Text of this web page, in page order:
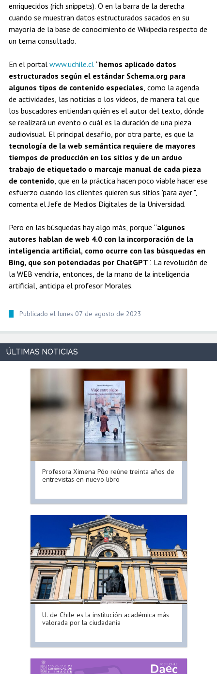
enriquecidos (rich snippets). O en la barra de la derecha
cuando se muestran datos estructurados sacados en su
mayoría de la base de conocimiento de Wikipedia respecto de
un tema consultado.
En el portal www.uchile.cl“hemos aplicado datos
estructurados según el estándar Schema.org para
algunos tipos de contenido especiales , como la agenda
de actividades, las noticias o los videos, de manera tal que
los buscadores entiendan quién es el autor del texto, dónde
se realizará un evento o cuál es la duración de una pieza
audiovisual. El principal desafío, por otra parte, es que la
tecnología de la web semántica requiere de mayores
tiempos de producción en los sitios y de un arduo
trabajo de etiquetado o marcaje manual de cada pieza
de contenido , que en la práctica hacen poco viable hacer ese
esfuerzo cuando los clientes quieren sus sitios 'para ayer'",
comenta el Jefe de Medios Digitales de la Universidad.
Pero en las búsquedas hay algo más, porque “algunos
autores hablan de web 4.0 con la incorporación de la
inteligencia artificial, como ocurre con las búsquedas en
Bing, que son potenciadas por ChatGPT”. La revolución de
la WEB vendría, entonces, de la mano de la inteligencia
artificial, anticipa el profesor Morales.
Publicado el lunes 07 de agosto de 2023
Profesora Ximena Póo reúne treinta años de
entrevistas en nuevo libro
U. de Chile es la institución académica más
valorada por la ciudadanía